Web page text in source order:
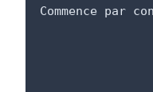
Commence